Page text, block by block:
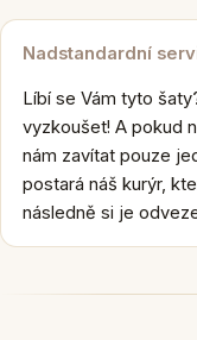
Nadstandardní
Líbí se Vám tyto
vyzkoušet! A pokud
nám zavítat pouze
postará náš kurýr,
následně si je